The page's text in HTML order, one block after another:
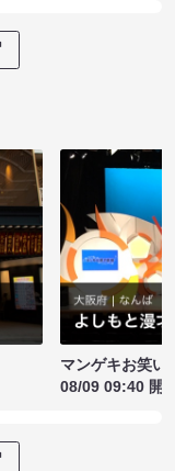
マンゲキお笑い
08/09 09:40 開